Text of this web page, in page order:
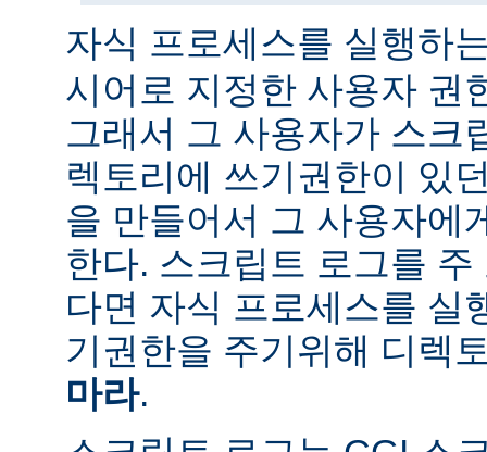
자식 프로세스를 실행하
시어로 지정한 사용자 권
그래서 그 사용자가 스크
렉토리에 쓰기권한이 있
을 만들어서 그 사용자에
한다. 스크립트 로그를
다면 자식 프로세스를 실
기권한을 주기위해 디렉
마라.